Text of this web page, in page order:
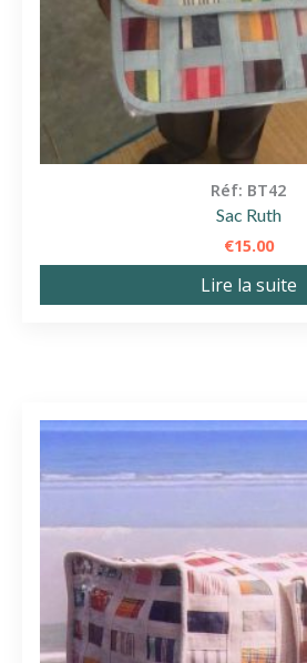
Réf: BT42
Sac Ruth
€15.00
Lire la suite